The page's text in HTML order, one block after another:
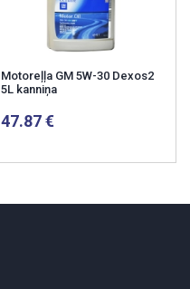
Motoreļļa GM 5W-30 Dexos2
5L kanniņa
47.87